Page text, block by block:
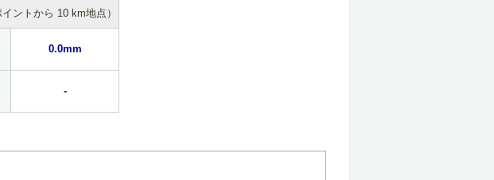
イントから 10 km地点）
0.0mm
-